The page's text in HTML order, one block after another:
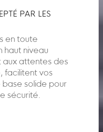
PAR LES
en toute
haut niveau
aux attentes des
facilitent vos
solide pour
sécurité.